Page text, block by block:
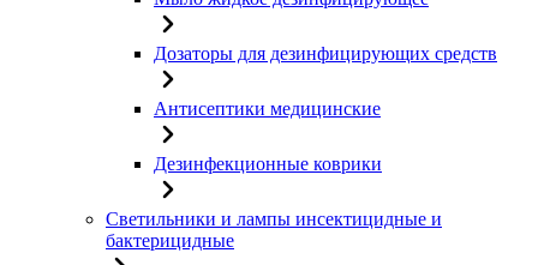
Дозаторы для дезинфицирующих средств
Антисептики медицинские
Дезинфекционные коврики
Светильники и лампы инсектицидные и
бактерицидные